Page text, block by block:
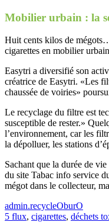
Mobilier urbain : la
Huit cents kilos de
cigarettes en mobilier
Easytri a diversifié son
créatrice de Easytri. «Les
chaussée de voiries»
Le recyclage du filtre est
susceptible de rester.»
l’environnement, car les
la dépolluer, les stations
Sachant que la durée de
du site Tabac info service
mégot dans le collecteur,
admin.recycleOburO
5 flux, cigarettes, déchets